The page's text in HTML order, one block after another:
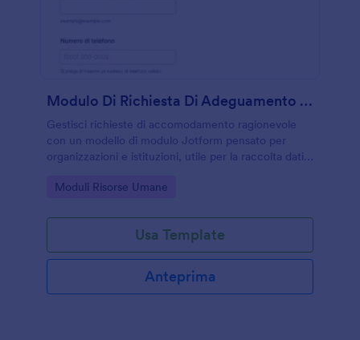
Modulo Di Richiesta Di Adeguamento Ragionevole Form
Gestisci richieste di accomodamento ragionevole
con un modello di modulo Jotform pensato per
organizzazioni e istituzioni, utile per la raccolta dati,
valutazioni interne.
Go to Category:
Moduli Risorse Umane
Usa Template
Anteprima